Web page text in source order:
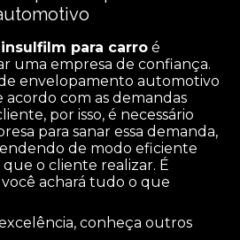
insulfilm para carro é
uma empresa de confiança.
envelopamento automotivo
com as demandas
por isso, é necessário
para sanar essa demanda,
de modo eficiente
que o cliente realizar. É
achará tudo o que
conheça outros